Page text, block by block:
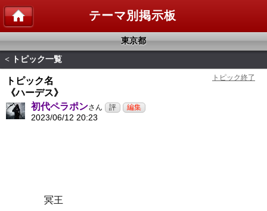
テーマ別掲示板
東京都
< トピック一覧
トピック名
《ハーデス》
初代ペラポンさん
2023/06/12 20:23
冥王